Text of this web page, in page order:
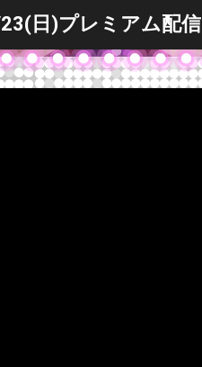
日)プレミアム配信